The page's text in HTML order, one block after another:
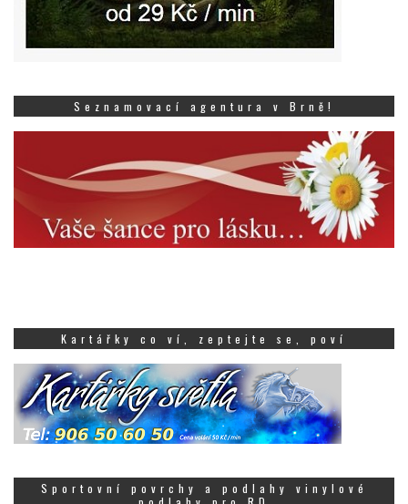
Seznamovací agentura v Brně!
Kartářky co ví, zeptejte se, poví
Sportovní povrchy a podlahy vinylové